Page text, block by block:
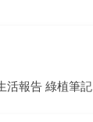
活報告 綠植筆記